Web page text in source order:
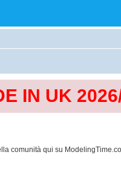
IN UK
comunità qui su